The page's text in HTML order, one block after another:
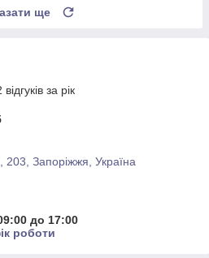
ще
за рік
Запоріжжя, Україна
до 17:00
роботи